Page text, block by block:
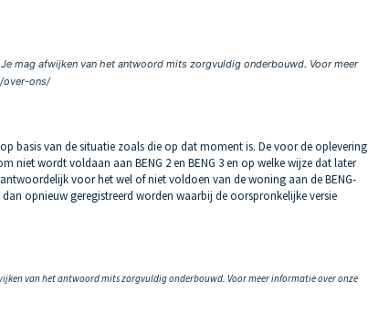
mag afwijken van het antwoord mits zorgvuldig onderbouwd. Voor meer
over-ons/
basis van de situatie zoals die op dat moment is. De voor de oplevering
wordt voldaan aan BENG 2 en BENG 3 en op welke wijze dat later
voor het wel of niet voldoen van de woning aan de BENG-
opnieuw geregistreerd worden waarbij de oorspronkelijke versie
van het antwoord mits zorgvuldig onderbouwd. Voor meer informatie over onze